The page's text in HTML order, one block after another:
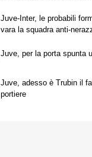
Juve-Inter, le probabili
vara la squadra anti-
Juve, per la porta spunta
Juve, adesso è Trubin il
portiere